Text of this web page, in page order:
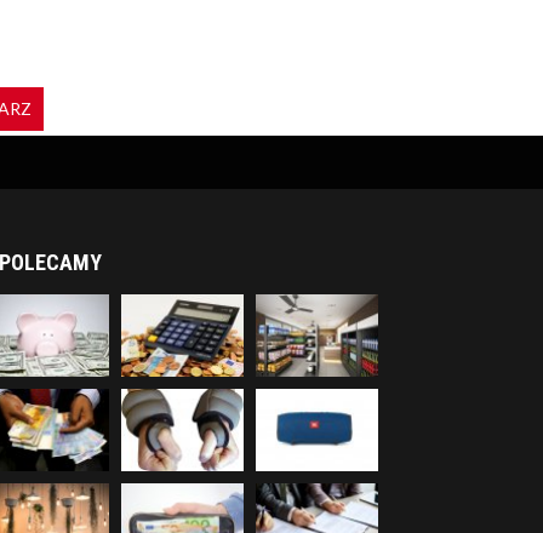
POLECAMY